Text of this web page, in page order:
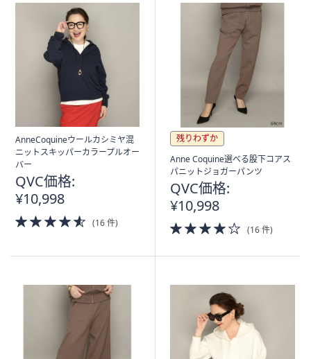
AnneCoquineウールカシミヤ混
ニットスキッパーカラープルオー
バー
QVC価格:
¥10,998
4.5
of
Stars
(16 件)
残りわずか
Anne Coquine選べる股下コアス
パニットジョガーパンツ
QVC価格:
¥10,998
4.0
of
(16 件)